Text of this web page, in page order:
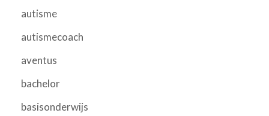
autisme
autismecoach
aventus
bachelor
basisonderwijs